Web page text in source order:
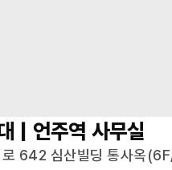
| 언주역 사무실
로 642 심산빌딩 통사옥